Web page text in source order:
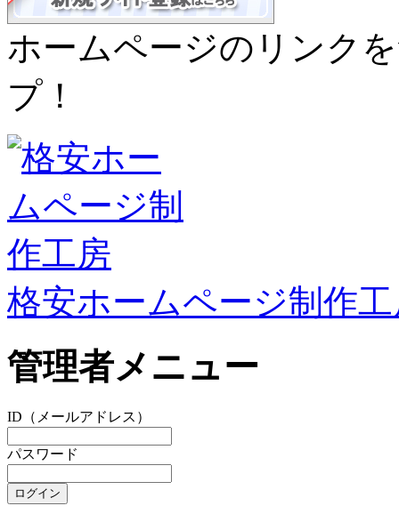
ホームページのリンク
プ！
格安ホームページ制作
管理者メニュー
ID（メールアドレス）
パスワード